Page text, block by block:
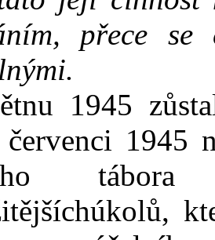
přece
1945
červenci 1945